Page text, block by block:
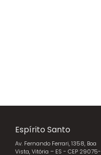
Espírito Santo
Av. Fernando Ferrari, 1358, Boa
Vista, Vitória – ES - CEP 29075-